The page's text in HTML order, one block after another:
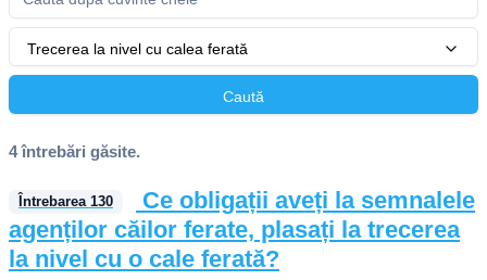
Trecerea la nivel cu calea ferată
Caută
4 întrebări găsite.
Întrebarea 130
Ce obligații aveți la semnalele
agenților căilor ferate, plasați la trecerea
la nivel cu o cale ferată?